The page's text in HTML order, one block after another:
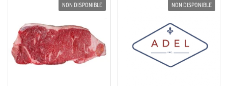
NON DISPONIBLE NON DISPONIBLE